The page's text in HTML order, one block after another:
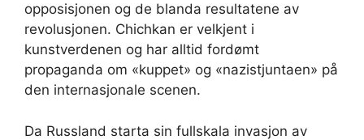
opposisjonen og de blanda resultatene av
revolusjonen. Chichkan er velkjent i
kunstverdenen og har alltid fordømt
propaganda om «kuppet» og «nazistjuntaen» på
den internasjonale scenen.
Da Russland starta sin fullskala invasjon av